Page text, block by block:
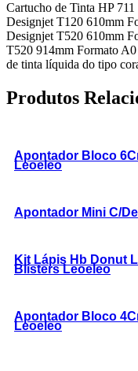
Cartucho de Tinta HP
Designjet T120 610mm
Designjet T520 610mm
T520 914mm Formato
de tinta líquida do tipo
Produtos
Apontador Bloco
Leoeleo
Apontador Mini C/
Kit Lápis Hb Donut
Blisters Leoeleo
Apontador Bloco
Leoeleo